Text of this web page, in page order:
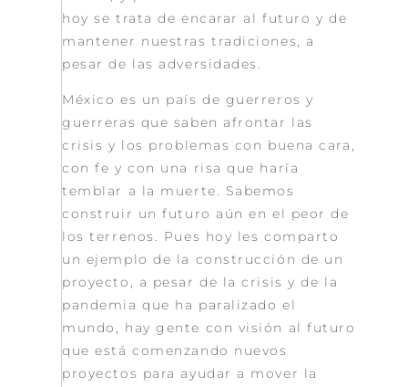
hoy se trata de encarar al futuro y de
mantener nuestras tradiciones, a
pesar de las adversidades.
México es un país de guerreros y
guerreras que saben afrontar las
crisis y los problemas con buena cara,
con fe y con una risa que haría
temblar a la muerte. Sabemos
construir un futuro aún en el peor de
los terrenos. Pues hoy les comparto
un ejemplo de la construcción de un
proyecto, a pesar de la crisis y de la
pandemia que ha paralizado el
mundo, hay gente con visión al futuro
que está comenzando nuevos
proyectos para ayudar a mover la